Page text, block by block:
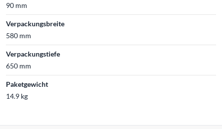
90 mm
Verpackungsbreite
580 mm
Verpackungstiefe
650 mm
Paketgewicht
14.9 kg